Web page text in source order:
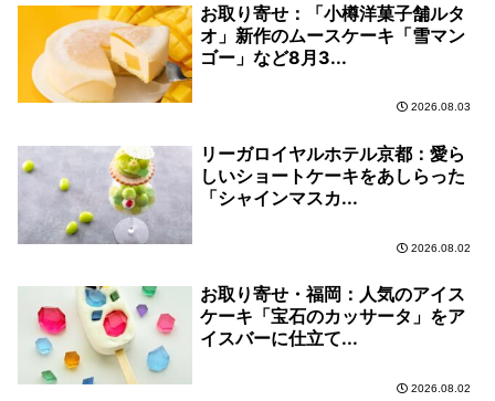
お取り寄せ：「小樽洋菓子舗ルタ
オ」新作のムースケーキ「雪マン
ゴー」など8月3...
2026.08.03
リーガロイヤルホテル京都：愛ら
しいショートケーキをあしらった
「シャインマスカ...
2026.08.02
お取り寄せ・福岡：人気のアイス
ケーキ「宝石のカッサータ」をア
イスバーに仕立て...
2026.08.02